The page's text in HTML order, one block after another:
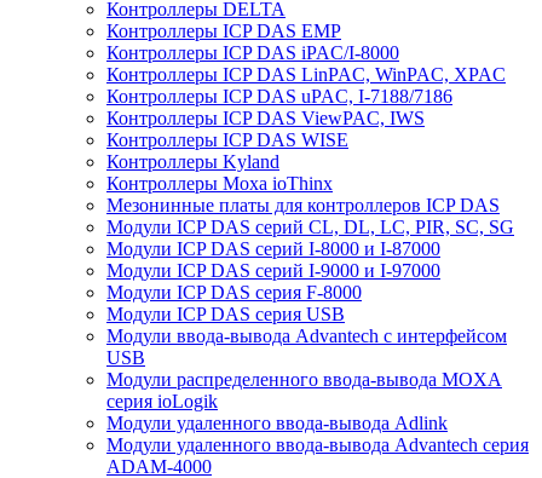
Контроллеры DELTA
Контроллеры ICP DAS EMP
Контроллеры ICP DAS iPAC/I-8000
Контроллеры ICP DAS LinPAC, WinPAC, XPAC
Контроллеры ICP DAS uPAC, I-7188/7186
Контроллеры ICP DAS ViewPAC, IWS
Контроллеры ICP DAS WISE
Контроллеры Kyland
Контроллеры Moxa ioThinx
Мезонинные платы для контроллеров ICP DAS
Модули ICP DAS серий CL, DL, LC, PIR, SC, SG
Модули ICP DAS серий I-8000 и I-87000
Модули ICP DAS серий I-9000 и I-97000
Модули ICP DAS серия F-8000
Модули ICP DAS серия USB
Модули ввода-вывода Advantech с интерфейсом
USB
Модули распределенного ввода-вывода MOXA
серия ioLogik
Модули удаленного ввода-вывода Adlink
Модули удаленного ввода-вывода Advantech серия
ADAM-4000